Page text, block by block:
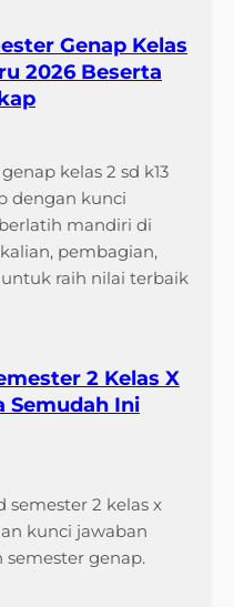
Genap Kelas
2026 Beserta
kelas 2 sd k13
dengan kunci
mandiri di
pembagian,
raih nilai terbaik
2 Kelas X
Semudah Ini
2 kelas x
kunci jawaban
genap.